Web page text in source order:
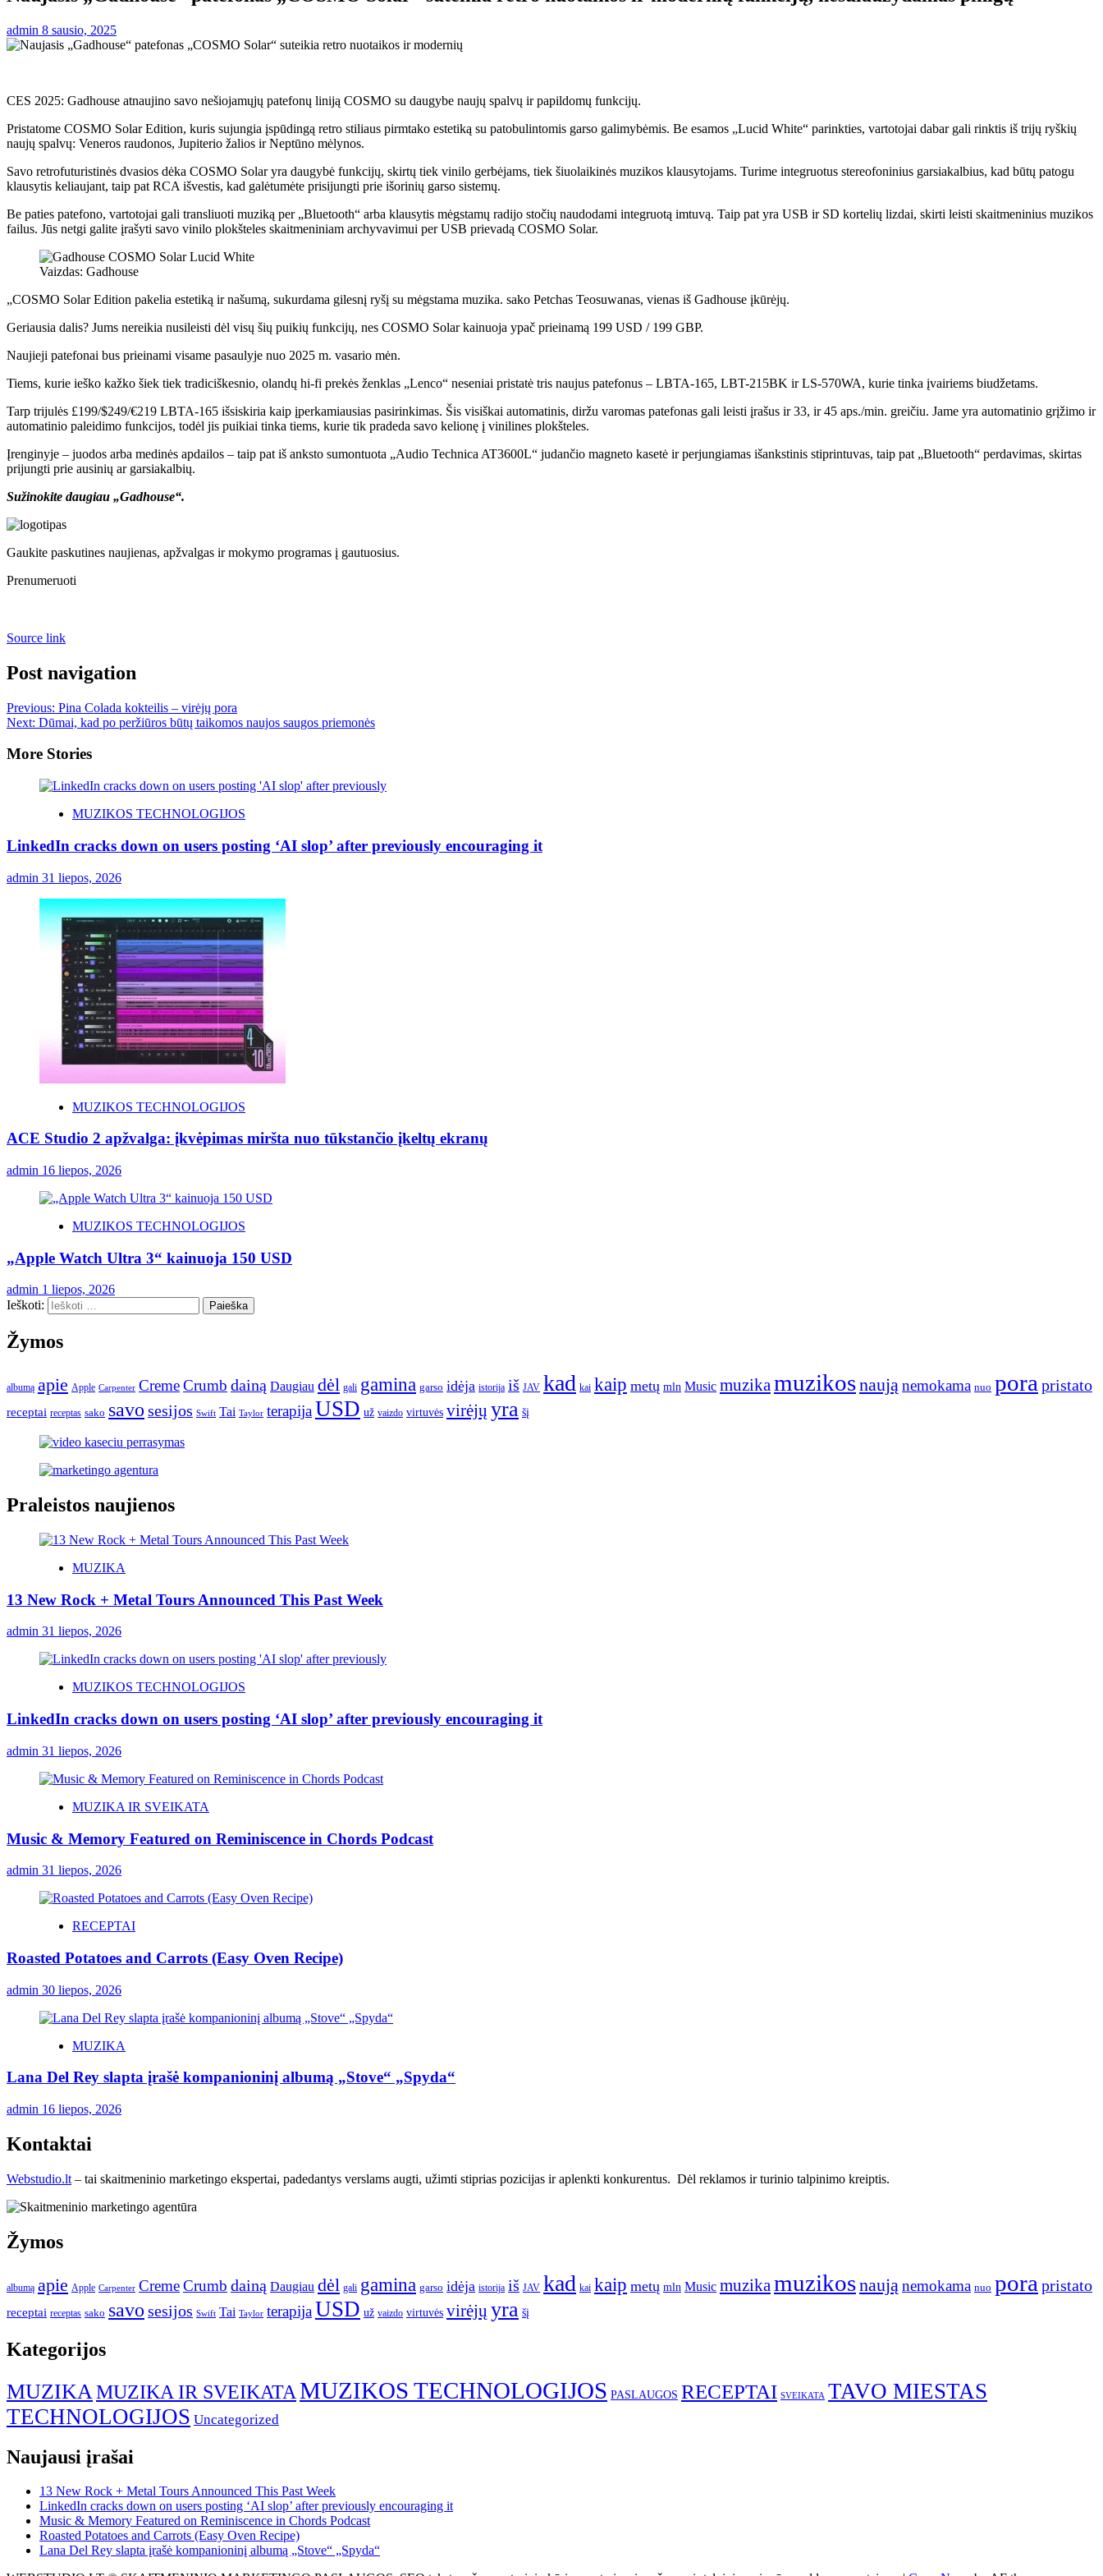
admin 8 sausio, 2025
CES 2025: Gadhouse atnaujino savo nešiojamųjų patefonų liniją COSMO su daugybe naujų spalvų ir papildomų funkcijų.
Pristatome COSMO Solar Edition, kuris sujungia įspūdingą retro stiliaus pirmtako estetiką su patobulintomis garso galimybėmis. Be esamos „Lucid White“ parinkties, vartotojai dabar gali rinktis iš trijų ryškių
naujų spalvų: Veneros raudonos, Jupiterio žalios ir Neptūno mėlynos.
Savo retrofuturistinės dvasios dėka COSMO Solar yra daugybė funkcijų, skirtų tiek vinilo gerbėjams, tiek šiuolaikinės muzikos klausytojams. Turime integruotus stereofoninius garsiakalbius, kad būtų patogu
klausytis keliaujant, taip pat RCA išvestis, kad galėtumėte prisijungti prie išorinių garso sistemų.
Be paties patefono, vartotojai gali transliuoti muziką per „Bluetooth“ arba klausytis mėgstamų radijo stočių naudodami integruotą imtuvą. Taip pat yra USB ir SD kortelių lizdai, skirti leisti skaitmeninius muzikos
failus. Jūs netgi galite įrašyti savo vinilo plokšteles skaitmeniniam archyvavimui per USB prievadą COSMO Solar.
Vaizdas: Gadhouse
„COSMO Solar Edition pakelia estetiką ir našumą, sukurdama gilesnį ryšį su mėgstama muzika. sako Petchas Teosuwanas, vienas iš Gadhouse įkūrėjų.
Geriausia dalis? Jums nereikia nusileisti dėl visų šių puikių funkcijų, nes COSMO Solar kainuoja ypač prieinamą 199 USD / 199 GBP.
Naujieji patefonai bus prieinami visame pasaulyje nuo 2025 m. vasario mėn.
Tiems, kurie ieško kažko šiek tiek tradiciškesnio, olandų hi-fi prekės ženklas „Lenco“ neseniai pristatė tris naujus patefonus – LBTA-165, LBT-215BK ir LS-570WA, kurie tinka įvairiems biudžetams.
Tarp trijulės £199/$249/€219 LBTA-165 išsiskiria kaip įperkamiausias pasirinkimas. Šis visiškai automatinis, diržu varomas patefonas gali leisti įrašus ir 33, ir 45 aps./min. greičiu. Jame yra automatinio grįžimo ir
automatinio paleidimo funkcijos, todėl jis puikiai tinka tiems, kurie tik pradeda savo kelionę į vinilines plokšteles.
Įrenginyje – juodos arba medinės apdailos – taip pat iš anksto sumontuota „Audio Technica AT3600L“ judančio magneto kasetė ir perjungiamas išankstinis stiprintuvas, taip pat „Bluetooth“ perdavimas, skirtas
prijungti prie ausinių ar garsiakalbių.
Sužinokite daugiau „Gadhouse“.
Gaukite paskutines naujienas, apžvalgas ir mokymo programas į gautuosius.
Prenumeruoti
Source link
Post navigation
Previous: Pina Colada kokteilis – virėjų pora
Next: Dūmai, kad po peržiūros būtų taikomos naujos saugos priemonės
More Stories
MUZIKOS TECHNOLOGIJOS
LinkedIn cracks down on users posting ‘AI slop’ after previously encouraging it
admin 31 liepos, 2026
MUZIKOS TECHNOLOGIJOS
ACE Studio 2 apžvalga: įkvėpimas miršta nuo tūkstančio įkeltų ekranų
admin 16 liepos, 2026
MUZIKOS TECHNOLOGIJOS
„Apple Watch Ultra 3“ kainuoja 150 USD
admin 1 liepos, 2026
Ieškoti:
Žymos
albumą apie Apple Carpenter CremeCrumb dainą Daugiau dėl gali gamina garso idėja istorija iš JAV kad kai kaip metų mln Music muzikamuzikosnaująnemokama nuo pora pristato
receptai receptas sako savo sesijos Swift Tai Taylor terapijaUSD už vaizdo virtuvės virėjų yra šį
Praleistos naujienos
MUZIKA
13 New Rock + Metal Tours Announced This Past Week
admin 31 liepos, 2026
MUZIKOS TECHNOLOGIJOS
LinkedIn cracks down on users posting ‘AI slop’ after previously encouraging it
admin 31 liepos, 2026
MUZIKA IR SVEIKATA
Music & Memory Featured on Reminiscence in Chords Podcast
admin 31 liepos, 2026
RECEPTAI
Roasted Potatoes and Carrots (Easy Oven Recipe)
admin 30 liepos, 2026
MUZIKA
Lana Del Rey slapta įrašė kompanioninį albumą „Stove“ „Spyda“
admin 16 liepos, 2026
Kontaktai
Webstudio.lt – tai skaitmeninio marketingo ekspertai, padedantys verslams augti, užimti stiprias pozicijas ir aplenkti konkurentus. Dėl reklamos ir turinio talpinimo kreiptis.
Žymos
albumą apie Apple Carpenter CremeCrumb dainą Daugiau dėl gali gamina garso idėja istorija iš JAV kad kai kaip metų mln Music muzikamuzikosnaują nemokama nuo pora pristato
receptai receptas sako savo sesijos Swift Tai Taylor terapijaUSD už vaizdo virtuvės virėjų yra šį
Kategorijos
MUZIKA MUZIKA IR SVEIKATA MUZIKOS TECHNOLOGIJOS PASLAUGOS RECEPTAI SVEIKATA TAVO MIESTAS
TECHNOLOGIJOS Uncategorized
Naujausi įrašai
13 New Rock + Metal Tours Announced This Past Week
LinkedIn cracks down on users posting ‘AI slop’ after previously encouraging it
Music & Memory Featured on Reminiscence in Chords Podcast
Roasted Potatoes and Carrots (Easy Oven Recipe)
Lana Del Rey slapta įrašė kompanioninį albumą „Stove“ „Spyda“